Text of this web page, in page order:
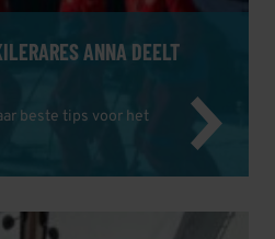
ANNA DEELT
beste tips voor het